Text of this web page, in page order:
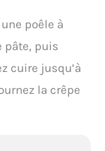
poêle à
pâte, puis
cuire jusqu’à
la crêpe